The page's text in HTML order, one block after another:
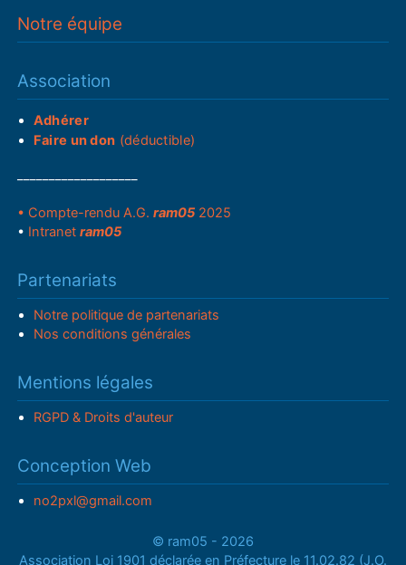
Notre équipe
Association
Adhérer
Faire un don (déductible)
• Compte-rendu A.G.ram05 2025
• Intranetram05
Partenariats
Notre politique de partenariats
Nos conditions générales
Mentions légales
RGPD & Droits d'auteur
Conception Web
no2pxl@gmail.com
© ram05 - 2026
Association Loi 1901 déclarée en Préfecture le 11.02.82 (J.O.